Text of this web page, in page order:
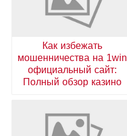
Как избежать
мошенничества на 1win
официальный сайт:
Полный обзор казино